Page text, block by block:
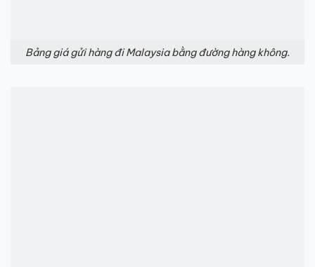
Bảng giá gửi hàng đi Malaysia bằng đường hàng không.